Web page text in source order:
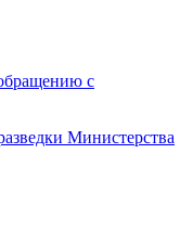
с
Министерства